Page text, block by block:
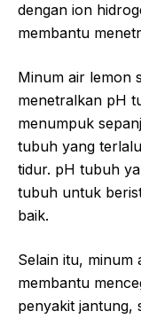
dengan ion
membantu
Minum air lemon
menetralkan pH
menumpuk
tubuh yang
tidur. pH tubuh
tubuh untuk
baik.
Selain itu, minum
membantu
penyakit jantung,